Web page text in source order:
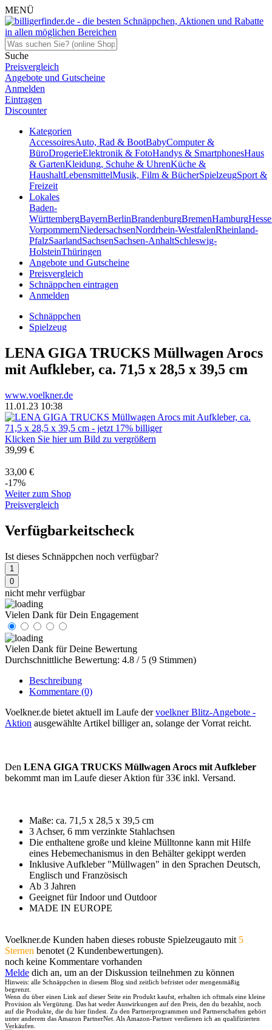
MENÜ
Suche
Preisvergleich
Angebote und Gutscheine
Anmelden
Eintragen
Discounter
Kategorien
AccessoiresAuto, Rad & BootBabyComputer &
BüroDrogerieElektronik & FotoHandys & SmartphonesHaus
& GartenKleidung, Schuhe & UhrenKüche &
HaushaltLebensmittelMusik, Film & BücherSpielzeugSport &
Freizeit
Lokales
Baden-
WürttembergBayernBerlinBrandenburgBremenHamburg
VorpommernNiedersachsenNordrhein-WestfalenRheinland-
PfalzSaarlandSachsenSachsen-AnhaltSchleswig-
HolsteinThüringen
Angebote und Gutscheine
Preisvergleich
Schnäppchen eintragen
Anmelden
Schnäppchen
Spielzeug
LENA GIGA TRUCKS Müllwagen Arocs
mit Aufkleber, ca. 71,5 x 28,5 x 39,5 cm
www.voelkner.de
11.01.23 10:38
Klicken Sie hier um Bild zu vergrößern
39,99 €
33,00 €
-17%
Weiter zum Shop
Preisvergleich
Verfügbarkeitscheck
Ist dieses Schnäppchen noch verfügbar?
1
0
nicht mehr verfügbar
Vielen Dank für Dein Engagement
Vielen Dank für Deine Bewertung
Durchschnittliche Bewertung: 4.8 / 5 (9 Stimmen)
Beschreibung
Kommentare (0)
Voelkner.de bietet aktuell im Laufe dervoelkner Blitz-Angebote -
Aktion ausgewählte Artikel billiger an, solange der Vorrat reicht.
Den LENA GIGA TRUCKS Müllwagen Arocs mit Aufkleber
bekommt man im Laufe dieser Aktion für 33€ inkl. Versand.
Maße: ca. 71,5 x 28,5 x 39,5 cm
3 Achser, 6 mm verzinkte Stahlachsen
Die enthaltene große und kleine Mülltonne kann mit Hilfe
eines Hebemechanismus in den Behälter gekippt werden
Inklusive Aufkleber "Müllwagen" in den Sprachen Deutsch,
Englisch und Französisch
Ab 3 Jahren
Geeignet für Indoor und Outdoor
MADE IN EUROPE
Voelkner.de Kunden haben dieses robuste Spielzeugauto mit 5
Sternen benotet (2 Kundenbewertungen).
noch keine Kommentare vorhanden
Melde dich an, um an der Diskussion teilnehmen zu können
Hinweis: alle Schnäppchen in diesem Blog sind zeitlich befristet oder mengenmäßig
begrenzt.
Wenn du über einen Link auf dieser Seite ein Produkt kaufst, erhalten ich oftmals eine kleine
Provision als Vergütung. Das hat weder Auswirkungen auf den Preis, den du bezahlst, noch
auf die Produkte, die du hier findest. Zu den Partnerprogrammen und Partnerschaften gehört
unter anderem das Amazon PartnerNet. Als Amazon-Partner verdienen ich an qualifizierten
Verkäufen.